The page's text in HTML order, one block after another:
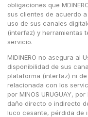
obligaciones que
sus clientes de acuerdo
uso de sus canales
(interfaz) y herramientas
servicio.
MIDINERO no asegura al
disponibilidad de sus
plataforma (interfaz) ni
relacionada con los
por MINOS URUGUAY,
daño directo o indirecto
luco cesante, pérdida de